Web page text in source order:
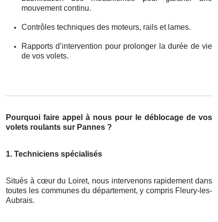
mouvement continu.
Contrôles techniques des moteurs, rails et lames.
Rapports d’intervention pour prolonger la durée de vie
de vos volets.
Pourquoi faire appel à nous pour le déblocage de vos
volets roulants sur Pannes ?
1. Techniciens spécialisés
Situés à cœur du Loiret, nous intervenons rapidement dans
toutes les communes du département, y compris Fleury-les-
Aubrais.